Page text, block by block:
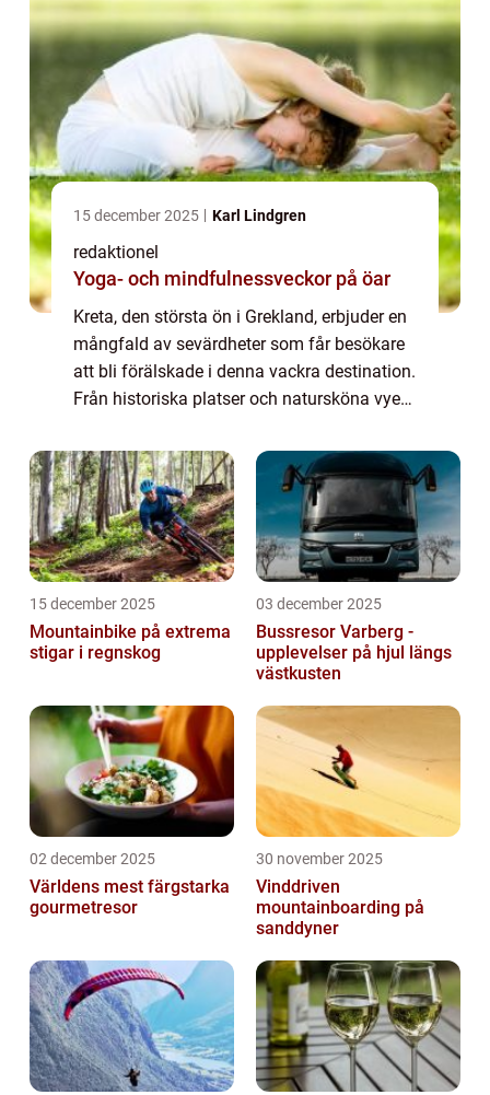
15 december 2025 Karl Lindgren
redaktionel
Yoga- och mindfulnessveckor på öar
Kreta, den största ön i Grekland, erbjuder en
mångfald av sevärdheter som får besökare
att bli förälskade i denna vackra destination.
Från historiska platser och natursköna vyer
finns det något för alla ...
15 december 2025
Mountainbike på extrema
stigar i regnskog
03 december 2025
Bussresor Varberg -
upplevelser på hjul längs
västkusten
02 december 2025
Världens mest färgstarka
gourmetresor
30 november 2025
Vinddriven
mountainboarding på
sanddyner